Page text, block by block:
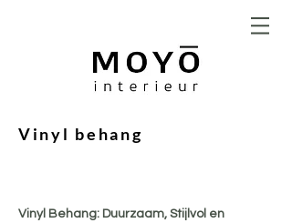
Vinyl behang
Vinyl Behang: Duurzaam, Stijlvol en